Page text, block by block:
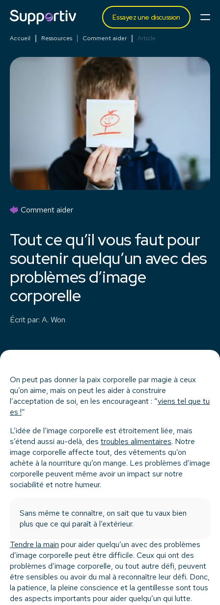
Essayez une discussion
Accueil Ressources Comment aider Article
Comment aider
Tout ce qu’il vous faut pour
soutenir quelqu’un avec des
problèmes d’image
corporelle
Écrit par: A. Won
On peut pas donner la paix corporelle par magie à ceux
qu’on aime, mais on peut les aider à construire
l’acceptation de soi, en les encourageant : “viens tel que tu
es !“
L’idée de l’image corporelle est étroitement liée, mais
s’étend aussi au-delà, des troubles alimentaires. Notre
image corporelle affecte tout, des vêtements qu’on
achète à la nourriture qu’on mange. Les problèmes d’image
corporelle peuvent même avoir un impact sur notre
sociabilité et notre humeur.
Sans même te connaître, on sait que tu vaux bien
plus que ce qui paraît à l’extérieur.
Tendre la main pour aider quelqu’un avec des problèmes
d’image corporelle peut être difficile. Ceux qui ont des
problèmes d’image corporelle, ou tout autre défi, peuvent
être sensibles ou avoir du mal à reconnaître leur défi. Donc,
la patience, la pleine conscience et la gentillesse sont tous
des aspects importants pour aider quelqu’un qui lutte.